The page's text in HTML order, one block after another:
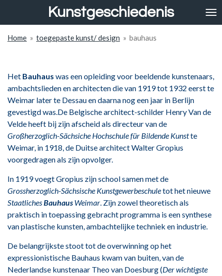
de
Kunstgeschiedenis
Home » toegepaste kunst/ design » bauhaus
Het Bauhaus was een opleiding voor beeldende kunstenaars,
ambachtslieden en architecten die van 1919 tot 1932 eerst te
Weimar later te Dessau en daarna nog een jaar in Berlijn
gevestigd was.De Belgische architect-schilder Henry Van de
Velde heeft bij zijn afscheid als directeur van de
Großherzoglich-Sächsiche Hochschule für Bildende Kunstte
Weimar, in 1918, de Duitse architect Walter Gropius
voorgedragen als zijn opvolger.
In 1919 voegt Gropius zijn school samen met de
Grossherzoglich-Sächsische Kunstgewerbeschuletot het nieuwe
StaatlichesBauhaus Weimar. Zijn zowel theoretisch als
praktisch in toepassing gebracht programma is een synthese
van plastische kunsten, ambachtelijke techniek en industrie.
De belangrijkste stoot tot de overwinning op het
expressionistische Bauhaus kwam van buiten, van de
Nederlandse kunstenaar Theo van Doesburg (Der wichtigste